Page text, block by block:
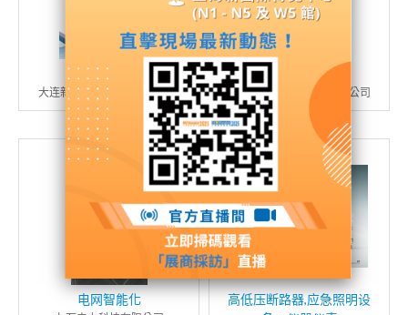
电气产品系列
大连新安越电力设备有限公司
仪表产品系列
大连新安越电力设备有限公司
电网智能化
高低压断路器,应急照明设